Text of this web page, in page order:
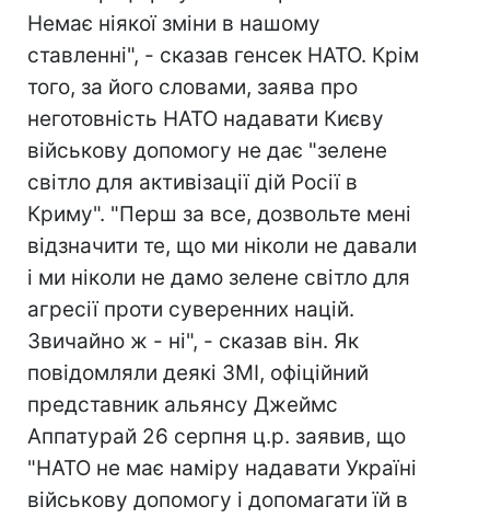
Немає ніякої зміни в нашому
ставленні", - сказав генсек НАТО. Крім
того, за його словами, заява про
неготовність НАТО надавати Києву
військову допомогу не дає "зелене
світло для активізації дій Росії в
Криму". "Перш за все, дозвольте мені
відзначити те, що ми ніколи не давали
і ми ніколи не дамо зелене світло для
агресії проти суверенних націй.
Звичайно ж - ні", - сказав він. Як
повідомляли деякі ЗМІ, офіційний
представник альянсу Джеймс
Аппатурай 26 серпня ц.р. заявив, що
"НАТО не має наміру надавати Україні
військову допомогу і допомагати їй в